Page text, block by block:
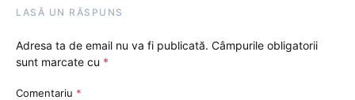
LASĂ UN RĂSPUNS
Adresa ta de email nu va fi publicată. Câmpurile obligatorii
sunt marcate cu *
Comentariu *